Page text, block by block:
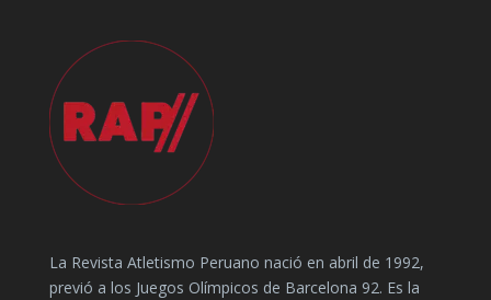
La Revista Atletismo Peruano nació en abril de 1992,
previó a los Juegos Olímpicos de Barcelona 92. Es la